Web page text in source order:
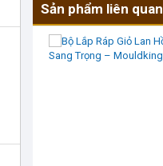
Sản phẩm liên quan